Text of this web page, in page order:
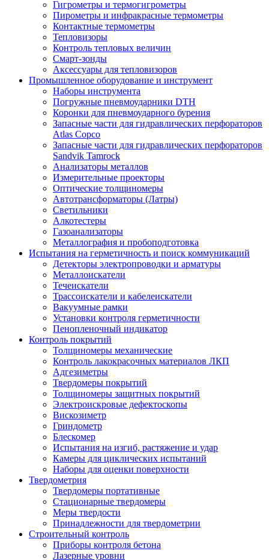
Гигрометры и термогигрометры
Пирометры и инфракрасные термометры
Контактные термометры
Тепловизоры
Контроль тепловых величин
Смарт-зонды
Аксессуары для тепловизоров
Промышленное оборудование и инструмент
Наборы инструмента
Погружные пневмоударники DTH
Коронки для пневмоударного бурения
Запасные части для гидравлических перфораторов
Atlas Copco
Запасные части для гидравлических перфораторов
Sandvik Tamrock
Анализаторы металлов
Измерительные проекторы
Оптические толщиномеры
Автотрансформаторы (Латры)
Светильники
Алкотестеры
Газоанализаторы
Металлография и пробоподготовка
Испытания на герметичность и поиск коммуникаций
Детекторы электропроводки и арматуры
Металлоискатели
Течеискатели
Трассоискатели и кабелеискатели
Вакуумные рамки
Установки контроля герметичности
Пенопленочный индикатор
Контроль покрытий
Толщиномеры механические
Контроль лакокрасочных материалов ЛКП
Адгезиметры
Твердомеры покрытий
Толщиномеры защитных покрытий
Электроискровые дефектоскопы
Вискозиметр
Гриндометр
Блескомер
Испытания на изгиб, растяжение и удар
Камеры для циклических испытаний
Наборы для оценки поверхности
Твердометрия
Твердомеры портативные
Стационарные твердомеры
Меры твердости
Принадлежности для твердометрии
Строительный контроль
Приборы контроля бетона
Лазерные уровни